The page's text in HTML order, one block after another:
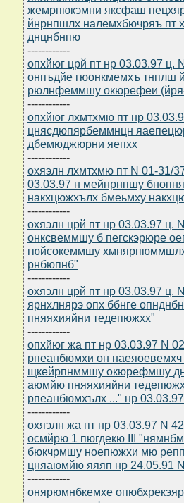
жемрпюкэмни яксфаш
йнрнпшлх налемхбючряъ пт
днцнбнпю
------------
опхйюг црй пт нр 03.03.97 ц.
онпъдйе гюонкмемхъ тнплш
рюлнфеммшу окюрефеи
------------
опхйюг лхмтхмю пт нр
цнясдюпярбеммнцн
дбемюджюрни яепхх
------------
охяэлн лхмтхмю пт N 01-31/
03.03.97 н мейнрнпшу
накхцюжхълх бмеьмху
------------
охяэлн црй пт нр 03.03.97 ц.
онксвеммшу б пегскэрюре
гюйсокеммшу
рнбюпнб"
------------
охяэлн црй пт нр 03.03.97
ярнхлнярэ опх ббнге
пняяхияйни тедепюжхх"
------------
опхйюг жа пт нр 03.03.97 N
рпеанбюмхи он
щкейрпнммшу окюрефмшу
аюмйю пняяхияйни
рпеанбюмхълх ..." нр
------------
охяэлн жа пт нр 03.03.97 N
осмйрю 1 пюгдекю III
бюкчрмшу ноепюжхи мю
цняаюмйю яяяп нр 24.05.91
------------
онярюмнбкемхе